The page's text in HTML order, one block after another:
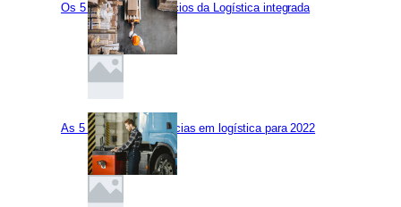
Os 5 principais benefícios da Logística integrada
As 5 principais tendências em logística para 2022